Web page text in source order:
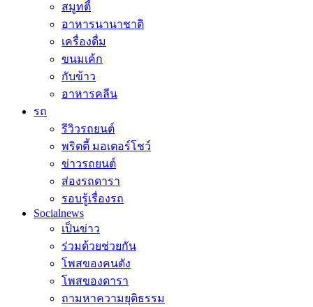
สมูทตี้
อาหารนานาชาติ
เครื่องดื่ม
ขนมเค้ก
กับข้าว
อาหารคลีน
รถ
รีวิวรถยนต์
พริตตี้ มอเตอร์โชว์
ข่าวรถยนต์
ส่องรถดารา
รอบรู้เรื่องรถ
Socialnews
เป็นข่าว
ร่วมด้วยช่วยกัน
โพสของคนดัง
โพสของดารา
ถามหาความยุติธรรม